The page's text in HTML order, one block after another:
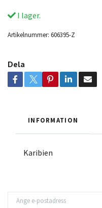
I lager.
Artikelnummer: 606395-Z
Dela
INFORMATION
Karibien